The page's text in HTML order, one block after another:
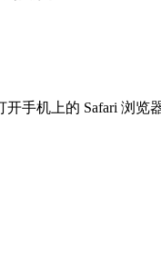
手机上的 Safari 浏览器